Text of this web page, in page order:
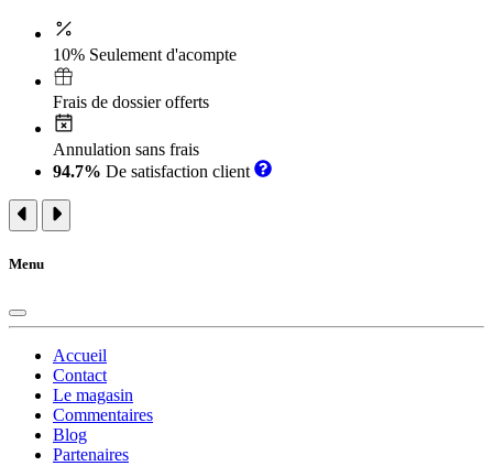
10% Seulement d'acompte
Frais de dossier offerts
Annulation sans frais
94.7% De satisfaction client
Menu
Accueil
Contact
Le magasin
Commentaires
Blog
Partenaires